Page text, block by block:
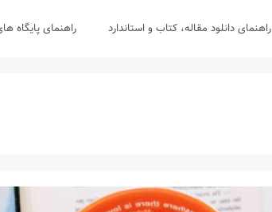
راهنمای دانلود مقاله، کتاب و استاندارد راهنمای پایگاه